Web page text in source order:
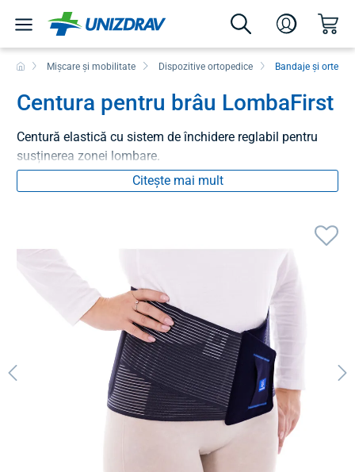
Mișcare și mobilitate Dispozitive ortopedice Bandaje și orteze
Centura pentru brâu LombaFirst
Centură elastică cu sistem de închidere reglabil pentru
susținerea zonei lombare.
Citește mai mult